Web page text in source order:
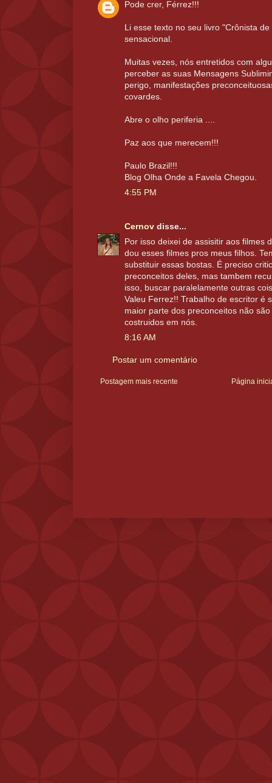
Pode crer, Férrez!!!
Li esse texto no seu livro "Crônista
sensacional.
Muitas vezes, nós entretidos com
perceber as suas Mensagens
perigo, manifestações
covardes.
Abre o olho periferia ....
Paz aos que merecem!!!
Paulo Brazil!!!
Blog Olha Onde a Favela Chegou.
4:55 PM
Cernov disse...
Por isso deixei de assisitir aos filmes
dou esses filmes pros meus filhos.
substituir essas bostas. É preciso
preconceitos deles, mas tambem
isso, buscar paralelamente outras
Valeu Ferrez!! Trabalho de escritor é
maior parte dos preconceitos não
costruidos em nós.
8:16 AM
Postar um comentário
Postagem mais recente Página